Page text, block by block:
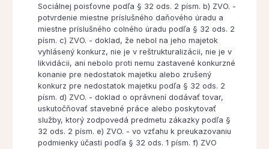
Sociálnej poisťovne podľa § 32 ods. 2 písm. b) ZVO. -
potvrdenie miestne príslušného daňového úradu a
miestne príslušného colného úradu podľa § 32 ods. 2
písm. c) ZVO. - doklad, že nebol na jeho majetok
vyhlásený konkurz, nie je v reštrukturalizácii, nie je v
likvidácii, ani nebolo proti nemu zastavené konkurzné
konanie pre nedostatok majetku alebo zrušený
konkurz pre nedostatok majetku podľa § 32 ods. 2
písm. d) ZVO. - doklad o oprávnení dodávať tovar,
uskutočňovať stavebné práce alebo poskytovať
služby, ktorý zodpovedá predmetu zákazky podľa §
32 ods. 2 písm. e) ZVO. - vo vzťahu k preukazovaniu
podmienky účasti podľa § 32 ods. 1 písm. f) ZVO